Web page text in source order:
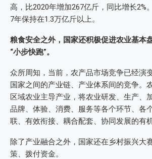
高，比2020年增加267亿斤，同比增长2%
7年保持在1.3万亿斤以上。
粮食安全之外，国家还积极促进农业基本
“小步快跑”。
众所周知，当前，农产品市场竞争已经演
国家之间的产业链、产业体系间的竞争。
区域农业主导产业，将农业研发、生产、
品牌、体验、消费、服务等各个环节、各
联、有效衔接、耦合配套、协同发展的有机
除了产业融合之外，国家还在乡村振兴大
策、拨付资金。